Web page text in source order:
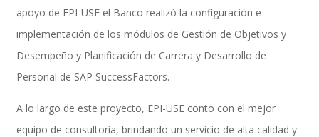
apoyo de EPI-USE el Banco realizó la configuración e
implementación de los módulos de Gestión de Objetivos y
Desempeño y Planificación de Carrera y Desarrollo de
Personal de SAP SuccessFactors.
A lo largo de este proyecto, EPI-USE conto con el mejor
equipo de consultoría, brindando un servicio de alta calidad y